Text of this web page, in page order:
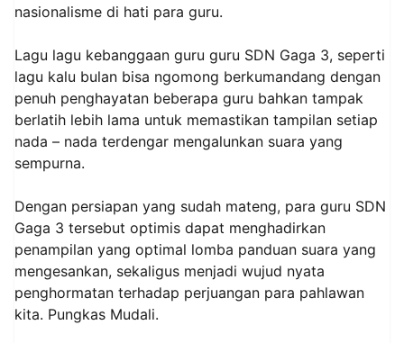
nasionalisme di hati para guru.
Lagu lagu kebanggaan guru guru SDN Gaga 3, seperti
lagu kalu bulan bisa ngomong berkumandang dengan
penuh penghayatan beberapa guru bahkan tampak
berlatih lebih lama untuk memastikan tampilan setiap
nada – nada terdengar mengalunkan suara yang
sempurna.
Dengan persiapan yang sudah mateng, para guru SDN
Gaga 3 tersebut optimis dapat menghadirkan
penampilan yang optimal lomba panduan suara yang
mengesankan, sekaligus menjadi wujud nyata
penghormatan terhadap perjuangan para pahlawan
kita. Pungkas Mudali.